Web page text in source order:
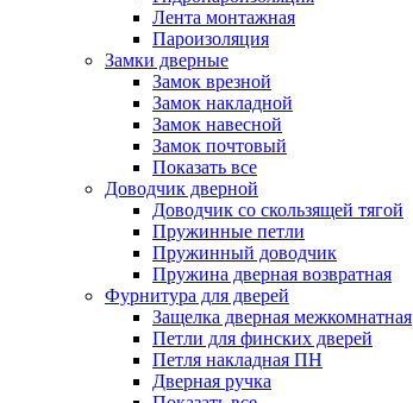
Лента монтажная
Пароизоляция
Замки дверные
Замок врезной
Замок накладной
Замок навесной
Замок почтовый
Показать все
Доводчик дверной
Доводчик со скользящей тягой
Пружинные петли
Пружинный доводчик
Пружина дверная возвратная
Фурнитура для дверей
Защелка дверная межкомнатная
Петли для финских дверей
Петля накладная ПН
Дверная ручка